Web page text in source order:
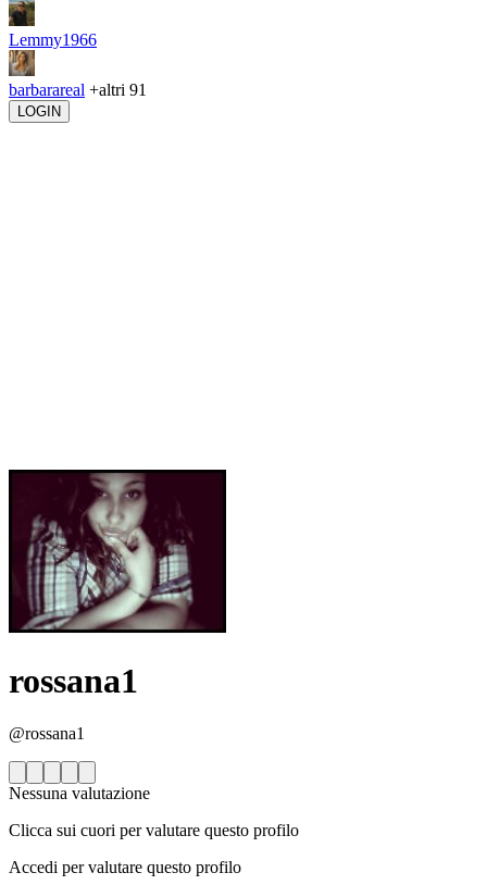
Lemmy1966
barbarareal +altri 91
LOGIN
rossana1
@rossana1
Nessuna valutazione
Clicca sui cuori per valutare questo profilo
Accedi per valutare questo profilo